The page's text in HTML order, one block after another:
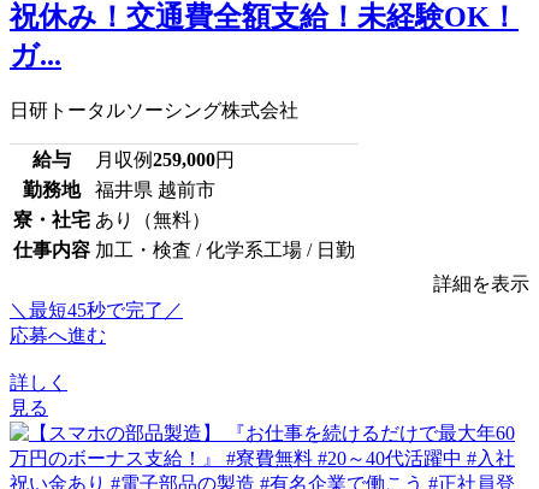
祝休み！交通費全額支給！未経験OK！
ガ...
日研トータルソーシング株式会社
給与 月収例259,000円
勤務地
福井県 越前市
寮・社宅 あり（無料）
仕事内容 加工・検査 / 化学系工場 / 日勤
詳細を表示
＼最短45秒で完了／
応募へ進む
詳しく
見る